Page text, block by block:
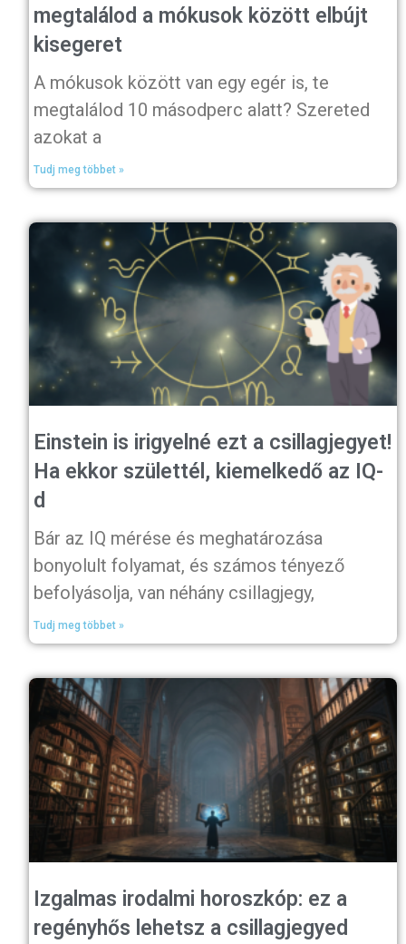
megtalálod a mókusok között elbújt
kisegeret
A mókusok között van egy egér is, te
megtalálod 10 másodperc alatt? Szereted
azokat a
Tudj meg többet »
Einstein is irigyelné ezt a csillagjegyet!
Ha ekkor születtél, kiemelkedő az IQ-
d
Bár az IQ mérése és meghatározása
bonyolult folyamat, és számos tényező
befolyásolja, van néhány csillagjegy,
Tudj meg többet »
Izgalmas irodalmi horoszkóp: ez a
regényhős lehetsz a csillagjegyed